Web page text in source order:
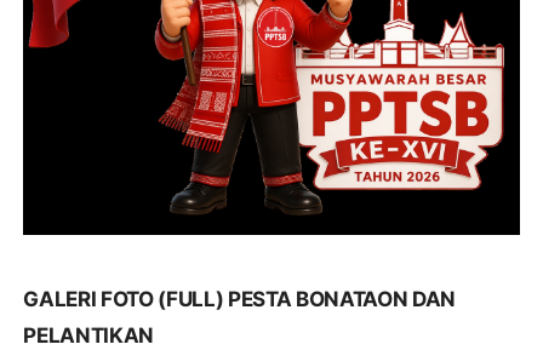
GALERI FOTO (FULL) PESTA BONATAON DAN
PELANTIKAN